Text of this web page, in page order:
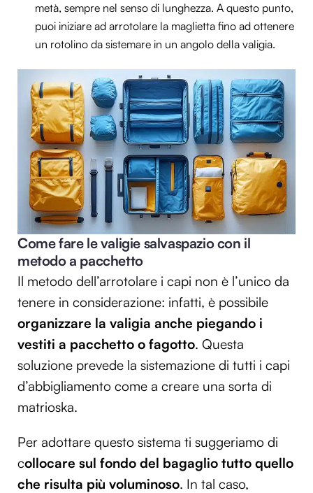
metà, sempre nel senso di lunghezza. A questo punto,
puoi iniziare ad arrotolare la maglietta fino ad ottenere
un rotolino da sistemare in un angolo della valigia.
Come fare le valigie salvaspazio con il
metodo a pacchetto
Il metodo dell’arrotolare i capi non è l’unico da
tenere in considerazione: infatti, è possibile
organizzare la valigia anche piegando i
vestiti a pacchetto o fagotto. Questa
soluzione prevede la sistemazione di tutti i capi
d’abbigliamento come a creare una sorta di
matrioska.
Per adottare questo sistema ti suggeriamo di
collocare sul fondo del bagaglio tutto quello
che risulta più voluminoso. In tal caso,